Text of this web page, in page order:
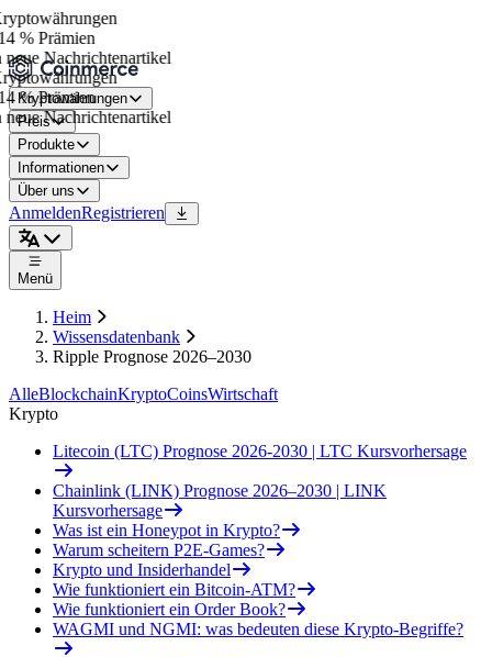
% Prämien
Nachrichtenartikel
% Prämien
Nachrichtenartikel
Kryptowährungen
Preis
Produkte
Informationen
Über uns
AnmeldenRegistrieren
Menü
Heim
Wissensdatenbank
Ripple Prognose 2026–2030
AlleBlockchainKryptoCoinsWirtschaft
Krypto
Litecoin (LTC) Prognose 2026-2030 | LTC Kursvorhersage
Chainlink (LINK) Prognose 2026–2030 | LINK
Kursvorhersage
Was ist ein Honeypot in Krypto?
Warum scheitern P2E-Games?
Krypto und Insiderhandel
Wie funktioniert ein Bitcoin-ATM?
Wie funktioniert ein Order Book?
WAGMI und NGMI: was bedeuten diese Krypto-Begriffe?